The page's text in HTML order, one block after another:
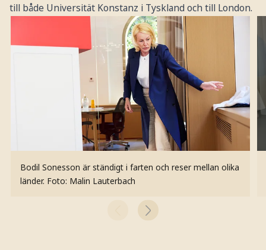
till både Universität Konstanz i Tyskland och till London.
Bodil Sonesson är ständigt i farten och reser mellan olika
länder. Foto: Malin Lauterbach